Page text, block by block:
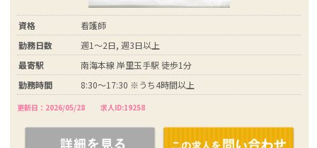
資格
看護師
勤務日数
週1～2日, 週3日以上
最寄駅
南海本線 岸里玉手駅 徒歩1分
勤務時間
8:30～17:30 ※うち4時間以上
更新日：2026/05/28 求人ID:19258